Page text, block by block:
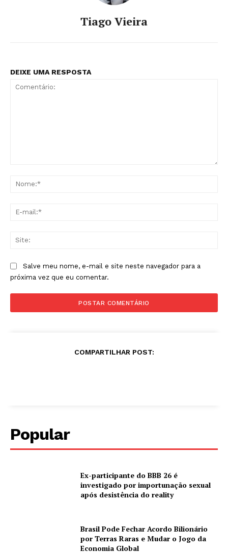
Tiago Vieira
DEIXE UMA RESPOSTA
Salve meu nome, e-mail e site neste navegador para a
próxima vez que eu comentar.
COMPARTILHAR POST:
Popular
Ex-participante do BBB 26 é
investigado por importunação sexual
após desistência do reality
Brasil Pode Fechar Acordo Bilionário
por Terras Raras e Mudar o Jogo da
Economia Global